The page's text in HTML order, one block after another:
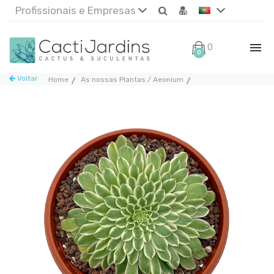
Profissionais e Empresas
0 0€
Home As nossas Plantas / Aeonium
Voltar